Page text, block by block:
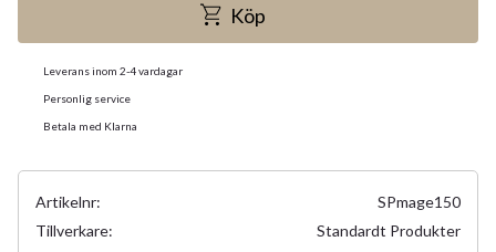
Köp
Leverans inom 2-4 vardagar
Personlig service
Betala med Klarna
Artikelnr
SPmage150
Tillverkare
Standardt Produkter